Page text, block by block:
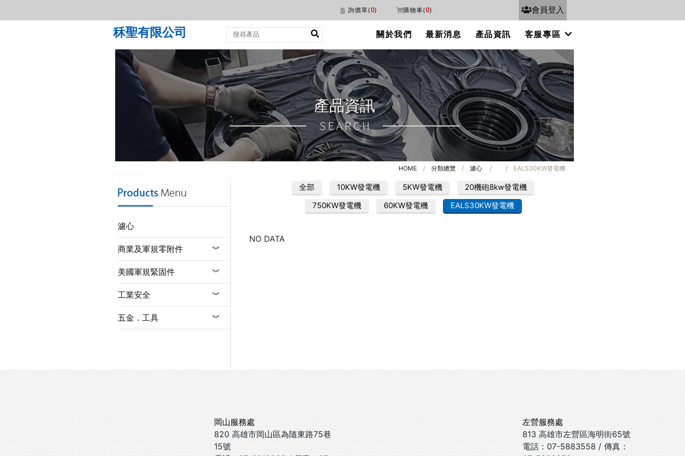
詢價單(0) 購物車(0) 會員登入
秝聖有限公司 關於我們 最新消息 產品資訊 客服專區
產品資訊
HOME/ 分類總覽/ 濾心/ / EALS30KW發電機
濾心
商業及軍規零附件 ︾
美國軍規緊固件 ︾
工業安全 ︾
五金．工具 ︾
全部 10KW發電機 5KW發電機
20機砲8kw發電機
750KW發電機
60KW發電機 EALS30KW發電機
NO DATA
岡山服務處
820 高雄市岡山區為隨東路75巷
15號
左營服務處
813 高雄市左營區海明街65號
電話：07-5883558 / 傳真：